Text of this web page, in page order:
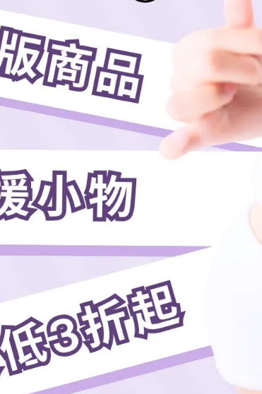
勿漂白、乾洗、熨燙、烘烤
單筆訂單金額達新台幣3,000元以上，即可享免運。)